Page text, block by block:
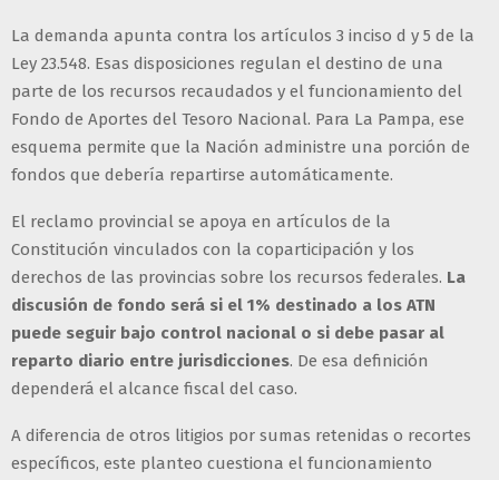
La demanda apunta contra los artículos 3 inciso d y 5 de la
Ley 23.548. Esas disposiciones regulan el destino de una
parte de los recursos recaudados y el funcionamiento del
Fondo de Aportes del Tesoro Nacional. Para La Pampa, ese
esquema permite que la Nación administre una porción de
fondos que debería repartirse automáticamente.
El reclamo provincial se apoya en artículos de la
Constitución vinculados con la coparticipación y los
derechos de las provincias sobre los recursos federales. La
discusión de fondo será si el 1% destinado a los ATN
puede seguir bajo control nacional o si debe pasar al
reparto diario entre jurisdicciones. De esa definición
dependerá el alcance fiscal del caso.
A diferencia de otros litigios por sumas retenidas o recortes
específicos, este planteo cuestiona el funcionamiento